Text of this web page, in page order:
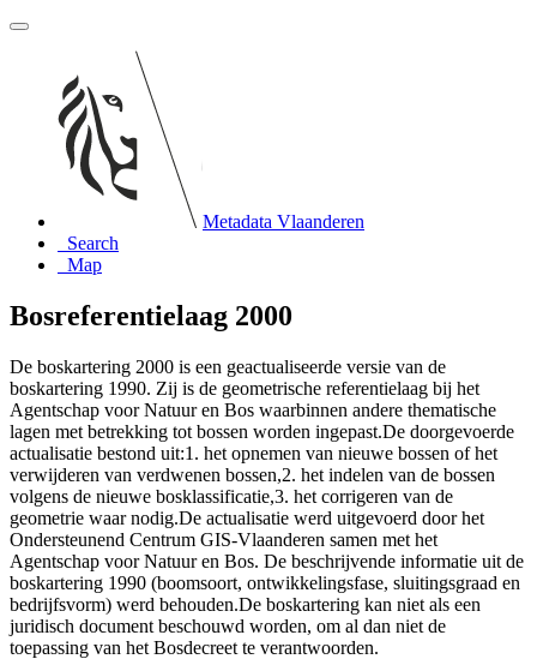
Metadata Vlaanderen
Search
Map
Bosreferentielaag 2000
De boskartering 2000 is een geactualiseerde versie van de
boskartering 1990. Zij is de geometrische referentielaag bij het
Agentschap voor Natuur en Bos waarbinnen andere thematische
lagen met betrekking tot bossen worden ingepast.De doorgevoerde
actualisatie bestond uit:1. het opnemen van nieuwe bossen of het
verwijderen van verdwenen bossen,2. het indelen van de bossen
volgens de nieuwe bosklassificatie,3. het corrigeren van de
geometrie waar nodig.De actualisatie werd uitgevoerd door het
Ondersteunend Centrum GIS-Vlaanderen samen met het
Agentschap voor Natuur en Bos. De beschrijvende informatie uit de
boskartering 1990 (boomsoort, ontwikkelingsfase, sluitingsgraad en
bedrijfsvorm) werd behouden.De boskartering kan niet als een
juridisch document beschouwd worden, om al dan niet de
toepassing van het Bosdecreet te verantwoorden.